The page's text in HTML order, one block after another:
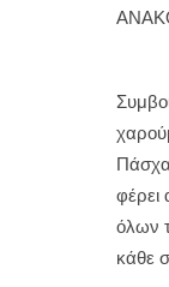
φέρει
όλων
κάθε